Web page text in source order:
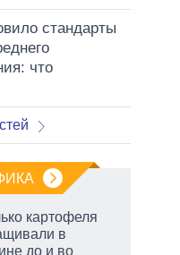
стандарты
что
картофеля
в
до и во